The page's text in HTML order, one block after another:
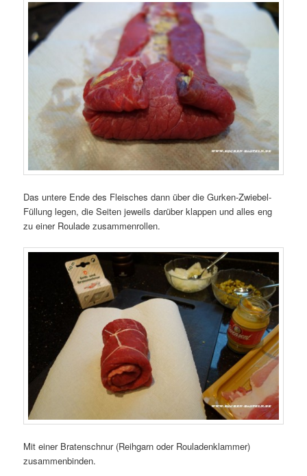
Das untere Ende des Fleisches dann über die Gurken-Zwiebel-
Füllung legen, die Seiten jeweils darüber klappen und alles eng
zu einer Roulade zusammenrollen.
Mit einer Bratenschnur (Reihgarn oder Rouladenklammer)
zusammenbinden.